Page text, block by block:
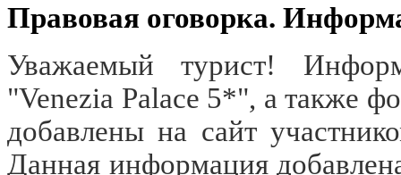
Правовая оговорка.
Уважаемый турист!
"Venezia Palace 5*", а также
добавлены на сайт
Данная информация